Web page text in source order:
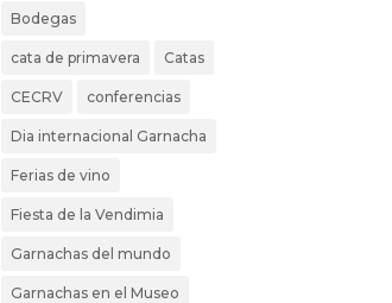
Bodegas
cata de primavera Catas
CECRV conferencias
Dia internacional Garnacha
Ferias de vino
Fiesta de la Vendimia
Garnachas del mundo
Garnachas en el Museo